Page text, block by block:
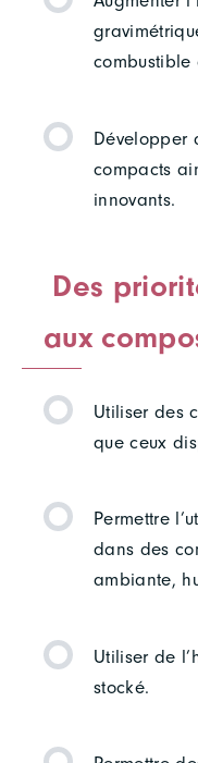
Développer
compacts
innovants.
Des
aux
Utiliser des
que ceux
Permettre
dans des
ambiante,
Utiliser de
stocké.